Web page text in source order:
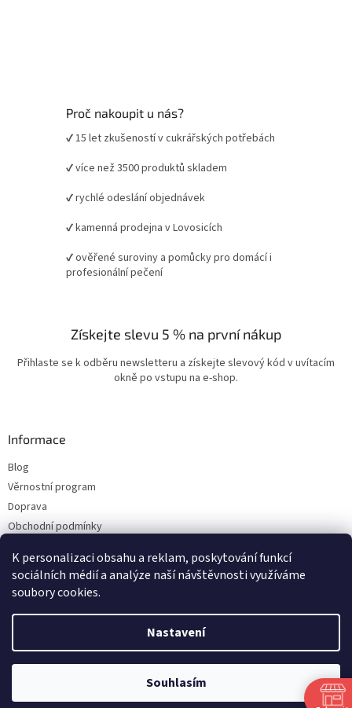
K personalizaci obsahu a reklam, poskytování funkcí
sociálních médií a analýze naší návštěvnosti využíváme
soubory cookies.
Nastavení
Souhlasím
Proč nakoupit u nás?
✔ 15 let zkušeností v cukrářských potřebách
✔ více než 3500 produktů skladem
✔ rychlé odeslání objednávek
✔ kamenná prodejna v Lovosicích
✔ ověřené suroviny a pomůcky pro domácí i
profesionální pečení
Získejte slevu 5 % na první nákup
Přihlaste se k odběru newsletteru a získejte slevový kód v uvítacím
okně po vstupu na e-shop.
Informace
Blog
Věrnostní program
Doprava
Obchodní podmínky
Kontakty
Vytvořil Shoptet
. Všechna práva vyhrazena.
Upravit nastavení
cookies